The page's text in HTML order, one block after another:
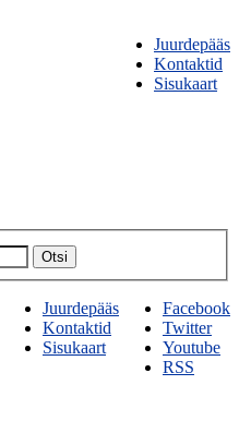
Juurdepääs
Kontaktid
Sisukaart
Otsi
Facebook
Twitter
Youtube
RSS
Juurdepääs
Kontaktid
Sisukaart